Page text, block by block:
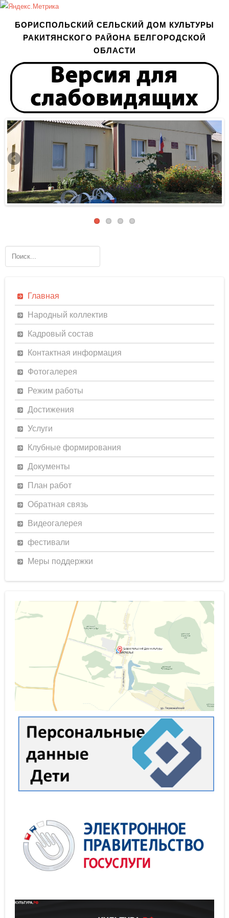
БОРИСПОЛЬСКИЙ СЕЛЬСКИЙ ДОМ КУЛЬТУРЫ
РАКИТЯНСКОГО РАЙОНА БЕЛГОРОДСКОЙ
ОБЛАСТИ
Главная
Народный коллектив
Кадровый состав
Контактная информация
Фотогалерея
Режим работы
Достижения
Услуги
Клубные формирования
Документы
План работ
Обратная связь
Видеогалерея
фестивали
Меры поддержки